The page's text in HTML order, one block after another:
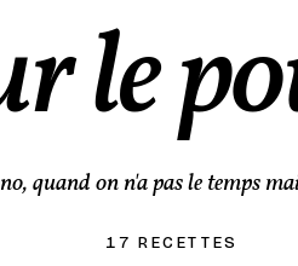
le
quand on n'a pas le temps
17 RECETTES